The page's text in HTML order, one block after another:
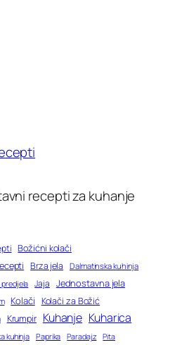
recepti za kuhanje
Božićni kolači
Brza jela Dalmatinska kuhinja
predjela Jaja Jednostavna jela
Kolači Kolači za Božić
Krumpir Kuhanje Kuharica
kuhinja Paprika Paradajz Pita